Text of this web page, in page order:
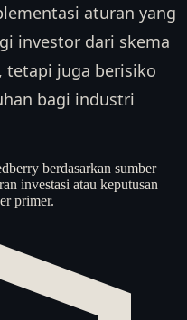
aturan yang
investor dari skema
tetapi juga berisiko
bagi industri
berdasarkan sumber
investasi atau keputusan
primer.